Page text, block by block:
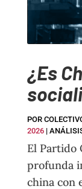
¿Es
POR
2026|
El Partido
profunda
china con